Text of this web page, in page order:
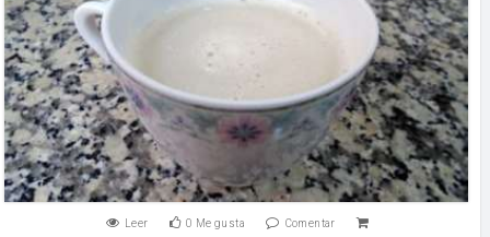
Leer 0 Me gusta Comentar